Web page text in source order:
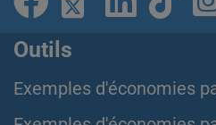
Outils
Exemples d'économies